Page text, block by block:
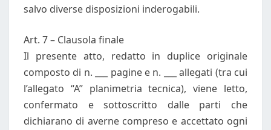
salvo diverse disposizioni inderogabili.
Art. 7 – Clausola finale
Il presente atto, redatto in duplice originale
composto di n. ___ pagine e n. ___ allegati (tra cui
l’allegato “A” planimetria tecnica), viene letto,
confermato e sottoscritto dalle parti che
dichiarano di averne compreso e accettato ogni